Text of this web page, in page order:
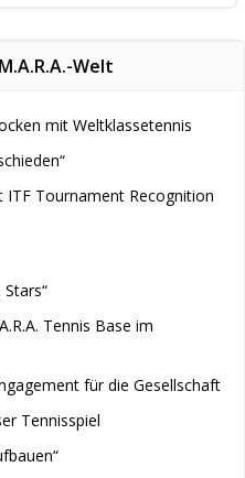
Welt
mit Weltklassetennis
Tournament Recognition
Tennis Base im
für die Gesellschaft
Tennisspiel